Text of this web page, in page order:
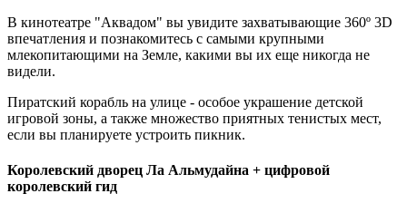
В кинотеатре "Аквадом" вы увидите захватывающие 360º 3D
впечатления и познакомитесь с самыми крупными
млекопитающими на Земле, какими вы их еще никогда не
видели.
Пиратский корабль на улице - особое украшение детской
игровой зоны, а также множество приятных тенистых мест,
если вы планируете устроить пикник.
Королевский дворец Ла Альмудайна + цифровой
королевский гид